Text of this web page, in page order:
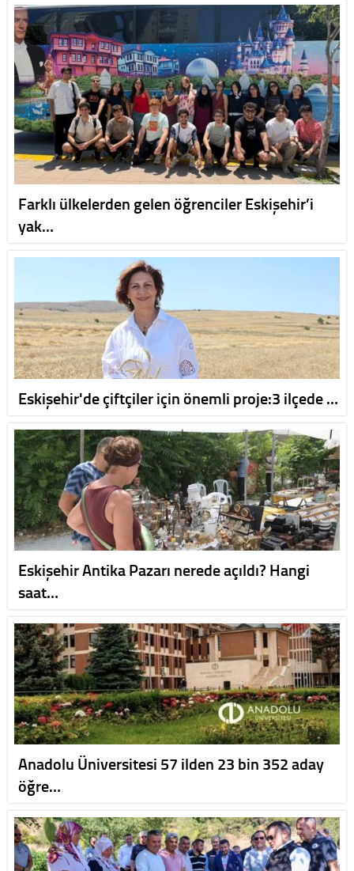
Farklı ülkelerden gelen öğrenciler Eskişehir’i
yak…
Eskişehir'de çiftçiler için önemli proje:3 ilçede …
Eskişehir Antika Pazarı nerede açıldı? Hangi
saat…
Anadolu Üniversitesi 57 ilden 23 bin 352 aday
öğre…